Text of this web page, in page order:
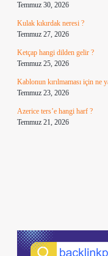
Temmuz 30, 2026
Kulak kıkırdak neresi ?
Temmuz 27, 2026
Ketçap hangi dilden gelir ?
Temmuz 25, 2026
Kablonun kırılmaması için ne
Temmuz 23, 2026
Azerice ters’e hangi harf ?
Temmuz 21, 2026